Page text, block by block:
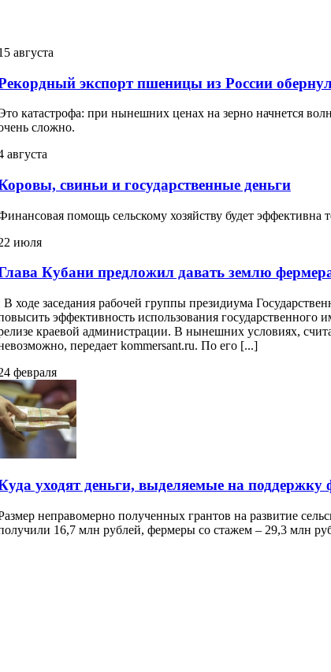
августа
экспорт пшеницы из России
катастрофа: при нынешних ценах на зерно начнется
сложно.
августа
свиньи и государственные деньги
помощь сельскому хозяйству будет эффективна
июля
Кубани предложил давать землю
В ходе заседания рабочей группы президиума
эффективность использования государственного
краевой администрации. В нынешних условиях,
передает kommersant.ru. По его [...]
февраля
уходят деньги, выделяемые на
неправомерно полученных грантов на развитие
16,7 млн рублей, фермеры со стажем – 29,3 млн